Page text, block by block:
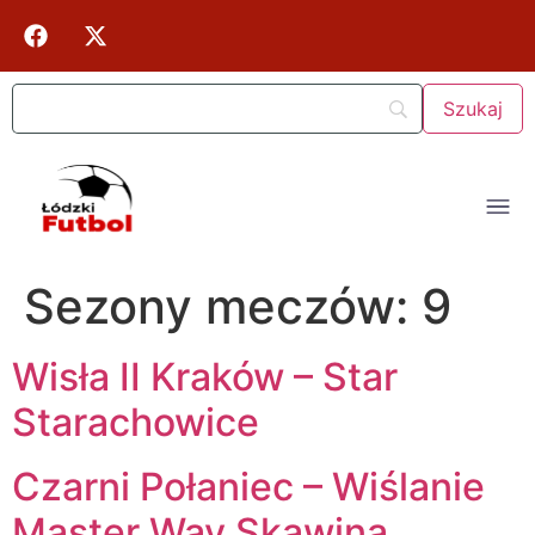
Sezony meczów: 9
Wisła II Kraków – Star
Starachowice
Czarni Połaniec – Wiślanie